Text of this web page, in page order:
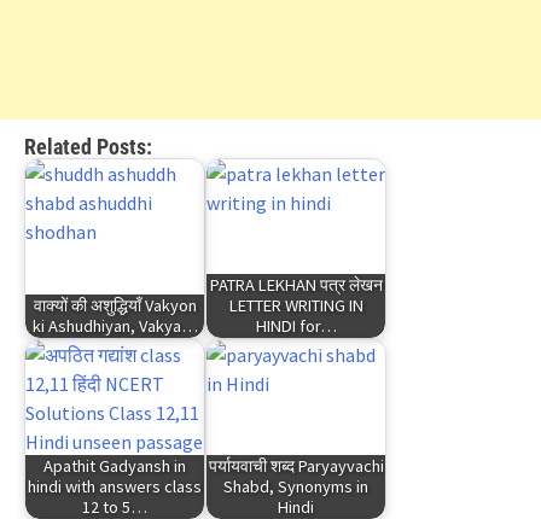
Related Posts:
वाक्यों की अशुद्धियाँ Vakyon
ki Ashudhiyan, Vakya…
PATRA LEKHAN पत्र लेखन
LETTER WRITING IN
HINDI for…
Apathit Gadyansh in
hindi with answers class
12 to 5…
पर्यायवाची शब्द Paryayvachi
Shabd, Synonyms in
Hindi